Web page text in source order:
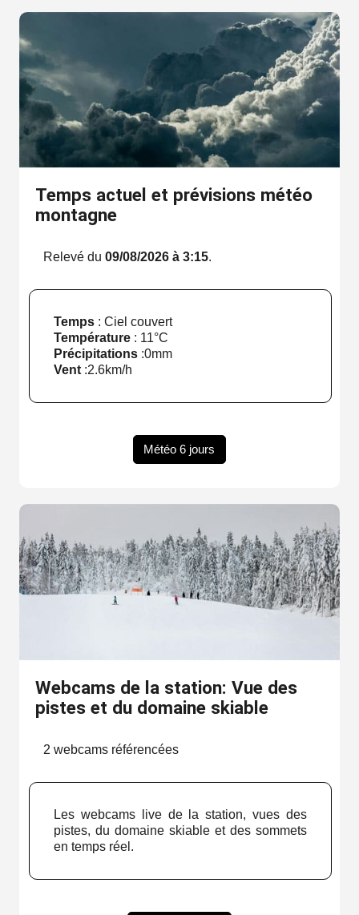
Temps actuel et prévisions météo
montagne
Relevé du 09/08/2026 à 3:15.
Temps: Ciel couvert
Température: 11°C
Précipitations:0mm
Vent:2.6km/h
Météo 6 jours
Webcams de la station: Vue des
pistes et du domaine skiable
2 webcams référencées
Les webcams live de la station, vues des
pistes, du domaine skiable et des sommets
en temps réel.